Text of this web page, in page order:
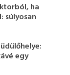
ha
súlyosan
egy